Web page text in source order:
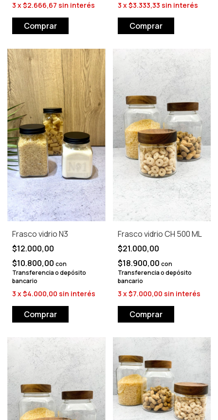
3 x$2.666,67 sin interés 3 x$3.333,33 sin interés
Frasco vidrio N3
$12.000,00
$10.800,00 con
Transferencia o depósito
bancario
3 x$4.000,00 sin interés
Frasco vidrio CH 500 ML
$21.000,00
$18.900,00 con
Transferencia o depósito
bancario
3 x$7.000,00 sin interés